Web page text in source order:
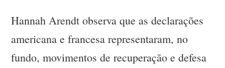
Hannah Arendt observa que as declarações
americana e francesa representaram, no
fundo, movimentos de recuperação e defesa